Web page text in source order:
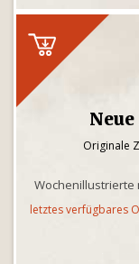
Originale
Wochenillustrierte
letztes verfügbares